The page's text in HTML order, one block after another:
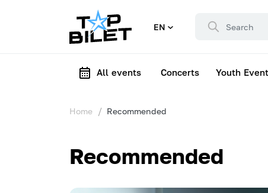
EN
All events Concerts Youth
Home Recommended
Recommended